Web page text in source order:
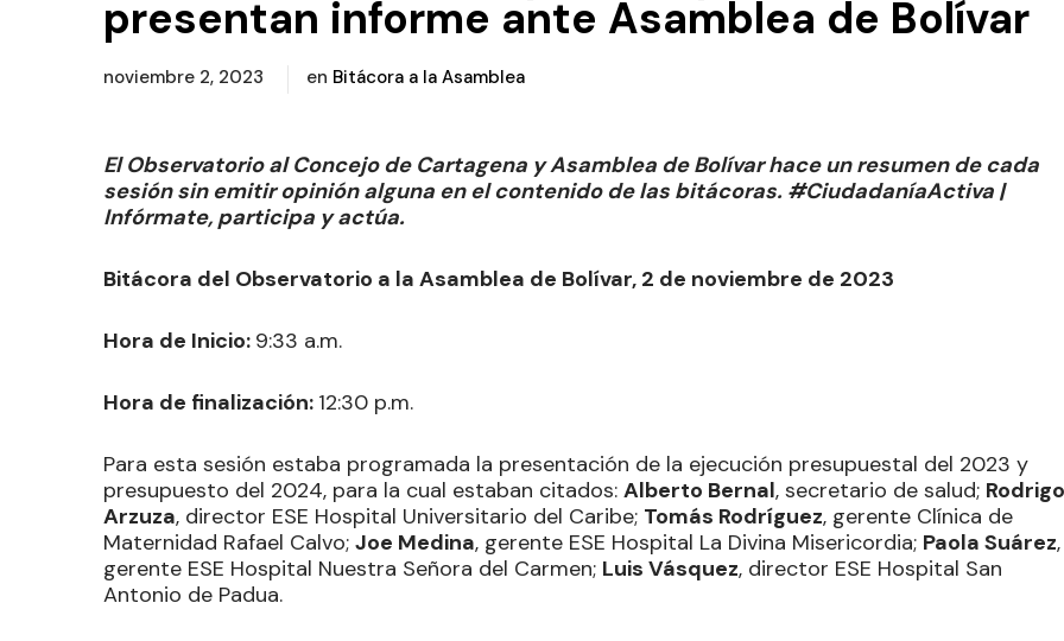
presentan informe ante Asamblea de Bolívar
noviembre 2, 2023 en Bitácora a la Asamblea
El Observatorio al Concejo de Cartagena y Asamblea de Bolívar hace un resumen de cada
sesión sin emitir opinión alguna en el contenido de las bitácoras. #CiudadaníaActiva |
Infórmate, participa y actúa.
Bitácora del Observatorio a la Asamblea de Bolívar, 2 de noviembre de 2023
Hora de Inicio: 9:33 a.m.
Hora de finalización: 12:30 p.m.
Para esta sesión estaba programada la presentación de la ejecución presupuestal del 2023 y
presupuesto del 2024, para la cual estaban citados: Alberto Bernal, secretario de salud; Rodrigo
Arzuza, director ESE Hospital Universitario del Caribe; Tomás Rodríguez, gerente Clínica de
Maternidad Rafael Calvo; Joe Medina, gerente ESE Hospital La Divina Misericordia; Paola Suárez,
gerente ESE Hospital Nuestra Señora del Carmen; Luis Vásquez, director ESE Hospital San
Antonio de Padua.